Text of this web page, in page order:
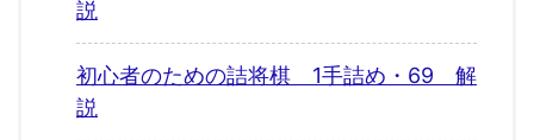
説
初心者のための詰将棋 1手詰め・69 解
説